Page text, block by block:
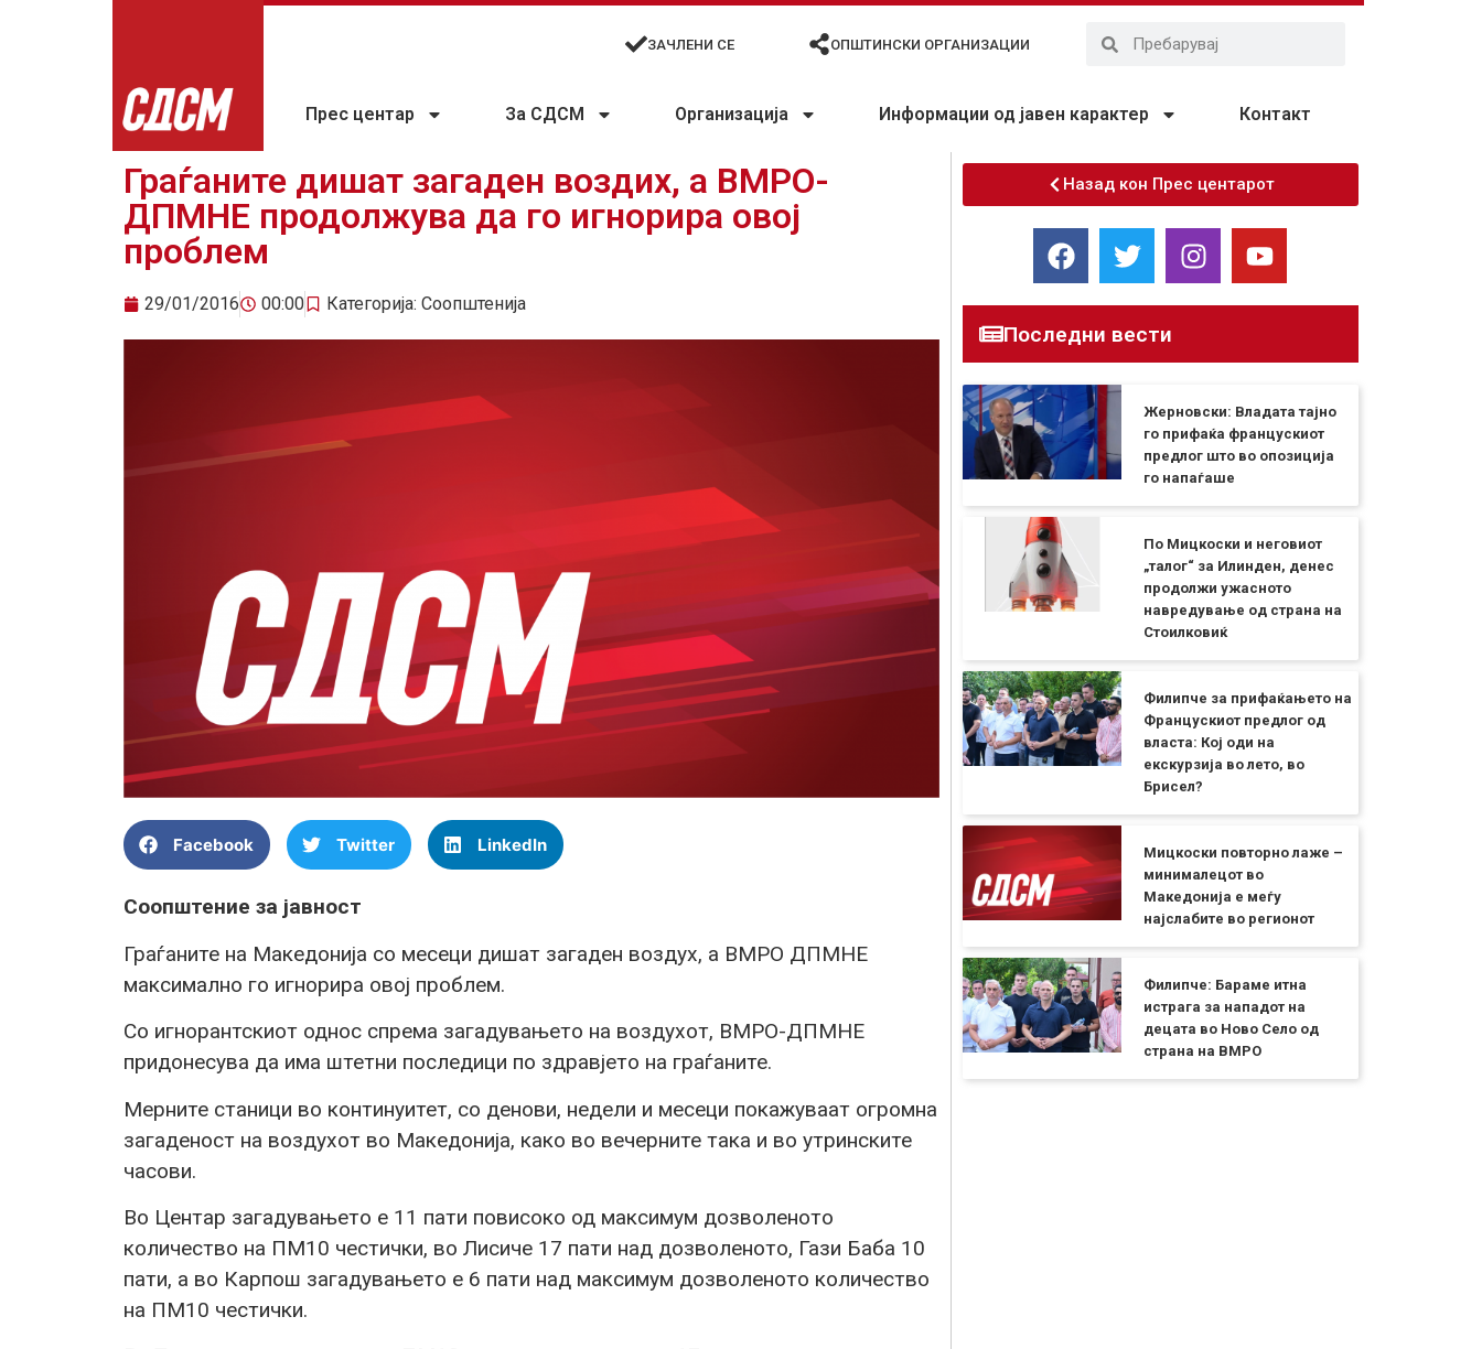
ЗАЧЛЕНИ СЕ ОПШТИНСКИ ОРГАНИЗАЦИИ
Прес центар За СДСМ Организација Информации од јавен карактер Контакт
Граѓаните дишат загаден воздих, a ВМРО-
ДПМНЕ продолжува да го игнорира овој
проблем
29/01/2016 00:00 Категорија: Соопштенија
Facebook Twitter LinkedIn
Соопштение за јавност
Граѓаните на Македонија со месеци дишат загаден воздух, а ВМРО ДПМНЕ
максимално го игнорира овој проблем.
Со игнорантскиот однос спрема загадувањето на воздухот, ВМРО-ДПМНЕ
придонесува да има штетни последици по здравјето на граѓаните.
Мерните станици во континуитет, со денови, недели и месеци покажуваат огромна
загаденост на воздухот во Македонија, како во вечерните така и во утринските
часови.
Во Центар загадувањето е 11 пати повисоко од максимум дозволеното
количество на ПМ10 честички, во Лисиче 17 пати над дозволеното, Гази Баба 10
пати, а во Карпош загадувањето е 6 пати над максимум дозволеното количество
на ПМ10 честички.
Назад кон Прес центарот
Последни вести
Жерновски: Владата тајно
го прифаќа францускиот
предлог што во опозиција
го напаѓаше
По Мицкоски и неговиот
„талог“ за Илинден, денес
продолжи ужасното
навредување од страна на
Стоилковиќ
Филипче за прифаќањето на
Францускиот предлог од
власта: Кој оди на
екскурзија во лето, во
Брисел?
Мицкоски повторно лаже –
минималецот во
Македонија е меѓу
најслабите во регионот
Филипче: Бараме итна
истрага за нападот на
децата во Ново Село од
страна на ВМРО